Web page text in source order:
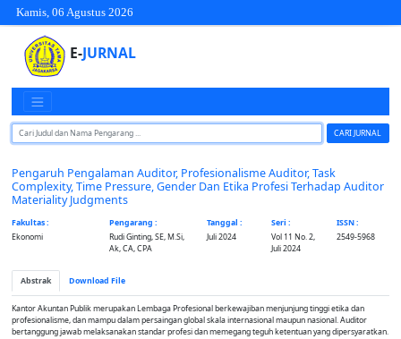
Kamis, 06 Agustus 2026
E-JURNAL
CARI JURNAL
Pengaruh Pengalaman Auditor, Profesionalisme Auditor, Task
Complexity, Time Pressure, Gender Dan Etika Profesi Terhadap Auditor
Materiality Judgments
Fakultas :
Ekonomi
Pengarang :
Rudi Ginting, SE, M.Si,
Ak, CA, CPA
Tanggal :
Juli 2024
Seri :
Vol 11 No. 2,
Juli 2024
ISSN :
2549-5968
Abstrak Download File
Kantor Akuntan Publik merupakan Lembaga Profesional berkewajiban menjunjung tinggi etika dan
profesionalisme, dan mampu dalam persaingan global skala internasional maupun nasional. Auditor
bertanggung jawab melaksanakan standar profesi dan memegang teguh ketentuan yang dipersyaratkan.